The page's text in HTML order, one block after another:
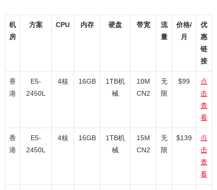
机
房
方案 CPU 内存 硬盘 带宽
流
量
价格/
月
优
惠
链
接
香
港
E5-
2450L
4核 16GB
1TB机
械
10M
CN2
无
限
$99
点
击
查
看
香
港
E5-
2450L
4核 16GB
1TB机
械
15M
CN2
无
限
$139
点
击
查
看